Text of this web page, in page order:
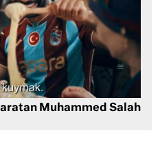
Muhammed Salah